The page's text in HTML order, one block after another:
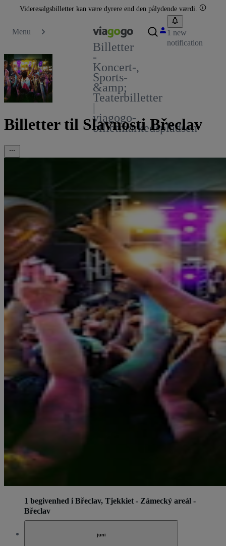
Videresalgsbilletter kan være dyrere end den pålydende værdi.
Menu
Billetter
-
Koncert-,
Sports-
&amp;
Teaterbilletter
|
viagogo-
billetmarkedspladsen
1 new
notification
Billetter til Slavnosti Břeclav
1 begivenhed i Břeclav, Tjekkiet - Zámecký areál -
Břeclav
juni